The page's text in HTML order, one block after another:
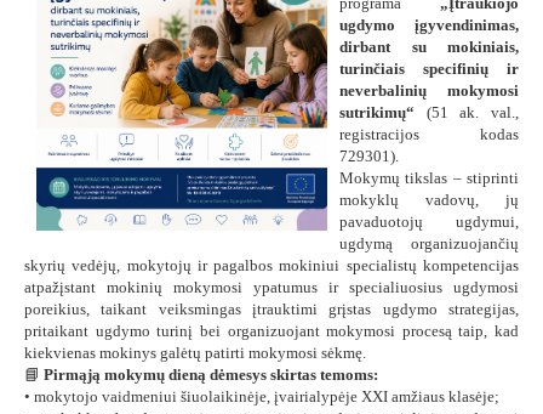
ugdymo įgyvendinimas,
dirbant su mokiniais,
turinčiais specifinių ir
neverbalinių mokymosi
sutrikimų“ (51 ak. val.,
registracijos kodas
729301).
Mokymų tikslas – stiprinti
mokyklų vadovų, jų
pavaduotojų ugdymui,
ugdymą organizuojančių
skyrių vedėjų, mokytojų ir pagalbos mokiniui specialistų kompetencijas
atpažįstant mokinių mokymosi ypatumus ir specialiuosius ugdymosi
poreikius, taikant veiksmingas įtrauktimi grįstas ugdymo strategijas,
pritaikant ugdymo turinį bei organizuojant mokymosi procesą taip, kad
kiekvienas mokinys galėtų patirti mokymosi sėkmę.
📘 Pirmąją mokymų dieną dėmesys skirtas temoms:
• mokytojo vaidmeniui šiuolaikinėje, įvairialypėje XXI amžiaus klasėje;